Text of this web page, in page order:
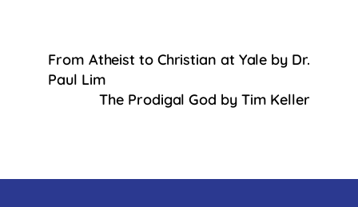
e
b
From Atheist to Christian at Yale by Dr.
Paul Lim
The Prodigal God by Tim Keller